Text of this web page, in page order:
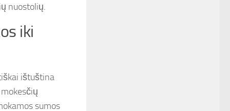
nuostolių.
iki
ištuština
sumos